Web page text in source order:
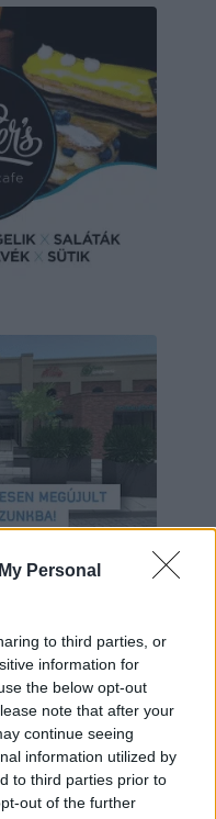
Personal
to third parties, or
information for
the below opt-out
note that after your
continue seeing
information utilized by
to third parties prior to
out of the further